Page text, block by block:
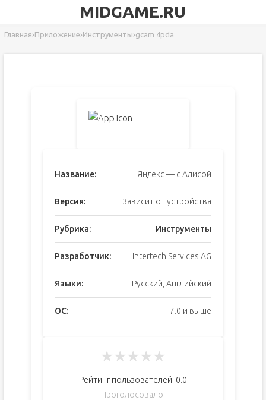
MIDGAME.RU
Главная›Приложение›Инструменты›gcam 4pda
Название: Яндекс — с Алисой
Версия: Зависит от устройства
Рубрика: Инструменты
Разработчик: Intertech Services AG
Языки: Русский, Английский
ОС: 7.0 и выше
★★★★★
Рейтинг пользователей: 0.0
Проголосовало: